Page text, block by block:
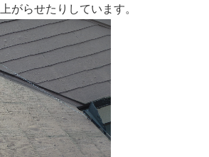
がらせたりしています。